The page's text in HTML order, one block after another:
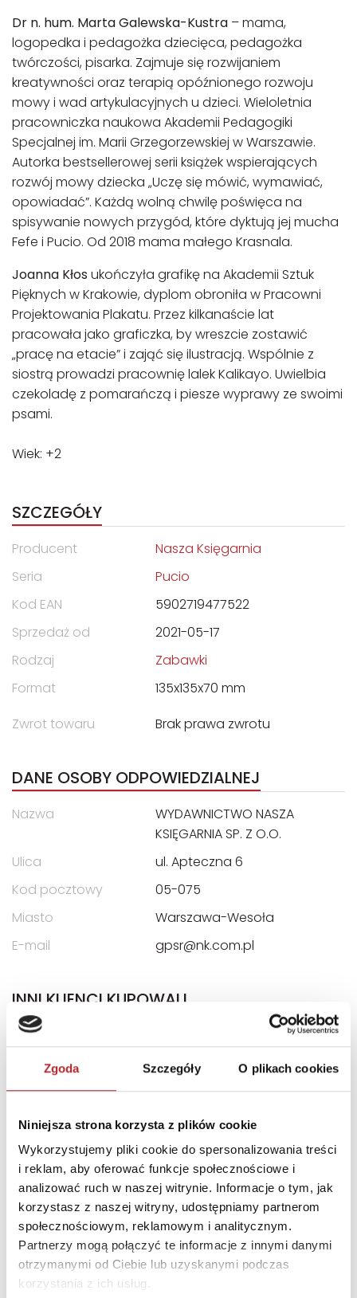
Zgoda Szczegóły O plikach cookies
Niniejsza strona korzysta z plików cookie
Wykorzystujemy pliki cookie do spersonalizowania treści
i reklam, aby oferować funkcje społecznościowe i
analizować ruch w naszej witrynie. Informacje o tym, jak
korzystasz z naszej witryny, udostępniamy partnerom
społecznościowym, reklamowym i analitycznym.
Partnerzy mogą połączyć te informacje z innymi danymi
otrzymanymi od Ciebie lub uzyskanymi podczas
korzystania z ich usług.
Dr n. hum. Marta Galewska-Kustra – mama,
logopedka i pedagożka dziecięca, pedagożka
twórczości, pisarka. Zajmuje się rozwijaniem
kreatywności oraz terapią opóźnionego rozwoju
mowy i wad artykulacyjnych u dzieci. Wieloletnia
pracowniczka naukowa Akademii Pedagogiki
Specjalnej im. Marii Grzegorzewskiej w Warszawie.
Autorka bestsellerowej serii książek wspierających
rozwój mowy dziecka „Uczę się mówić, wymawiać,
opowiadać”. Każdą wolną chwilę poświęca na
spisywanie nowych przygód, które dyktują jej mucha
Fefe i Pucio. Od 2018 mama małego Krasnala.
Joanna Kłos ukończyła grafikę na Akademii Sztuk
Pięknych w Krakowie, dyplom obroniła w Pracowni
Projektowania Plakatu. Przez kilkanaście lat
pracowała jako graficzka, by wreszcie zostawić
„pracę na etacie” i zająć się ilustracją. Wspólnie z
siostrą prowadzi pracownię lalek Kalikayo. Uwielbia
czekoladę z pomarańczą i piesze wyprawy ze swoimi
psami.
Wiek: +2
SZCZEGÓŁY
Producent
Nasza Księgarnia
Seria
Pucio
Kod EAN
5902719477522
Sprzedaż od
2021-05-17
Rodzaj
Zabawki
Format
135x135x70 mm
Zwrot towaru
Brak prawa zwrotu
DANE OSOBY ODPOWIEDZIALNEJ
Nazwa
WYDAWNICTWO NASZA
KSIĘGARNIA SP. Z O.O.
Ulica
ul. Apteczna 6
Kod pocztowy
05-075
Miasto
Warszawa-Wesoła
E-mail
gpsr@nk.com.pl
INNI KLIENCI KUPOWALI
Puzzle 24 Moto Traktor CzuCzu
Bright Junior Media